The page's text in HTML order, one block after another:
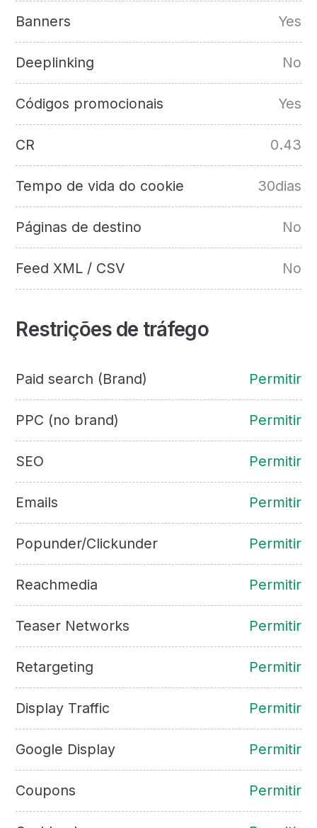
Banners Yes
Deeplinking No
Códigos promocionais Yes
CR 0.43
Tempo de vida do cookie 30dias
Páginas de destino No
Feed XML / CSV No
Restrições de tráfego
Paid search (Brand) Permitir
PPC (no brand) Permitir
SEO Permitir
Emails Permitir
Popunder/Clickunder Permitir
Reachmedia Permitir
Teaser Networks Permitir
Retargeting Permitir
Display Traffic Permitir
Google Display Permitir
Coupons Permitir